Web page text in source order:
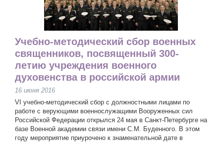
Учебно-методический сбор военных
священников, посвященный 300-
летию учреждения военного
духовенства в российской армии
16 июня 2016
VI учебно-методический сбор с должностными лицами по
работе с верующими военнослужащими Вооруженных сил
Российской Федерации открылся 24 мая в Санкт-Петербурге на
базе Военной академии связи имени С.М. Буденного. В этом
году мероприятие приурочено к знаменательной дате в